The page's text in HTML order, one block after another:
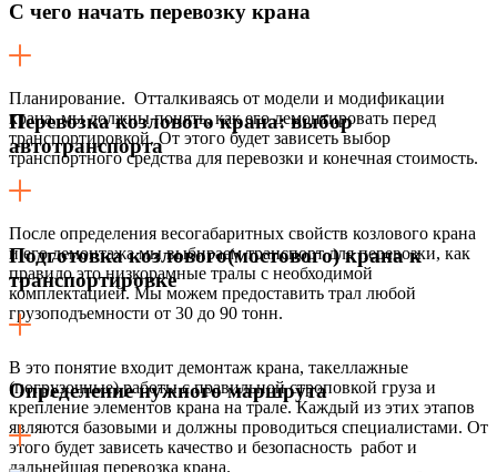
С чего начать перевозку крана
Планирование. Отталкиваясь от модели и модификации
крана, мы должны понять, как его демонтировать перед
транспортировкой. От этого будет зависеть выбор
транспортного средства для перевозки и конечная стоимость.
Перевозка козлового крана: выбор
автотранспорта
После определения весогабаритных свойств козлового крана
и его демонтажа мы выбираем транспорт для перевозки, как
правило это низкорамные тралы с необходимой
комплектацией. Мы можем предоставить трал любой
грузоподъемности от 30 до 90 тонн.
Подготовка козлового(мостового) крана к
транспортировке
В это понятие входит демонтаж крана, такеллажные
(погрузочные) работы с правильной строповкой груза и
крепление элементов крана на трале. Каждый из этих этапов
являются базовыми и должны проводиться специалистами. От
этого будет зависеть качество и безопасность работ и
дальнейшая перевозка крана.
Определение нужного маршрута